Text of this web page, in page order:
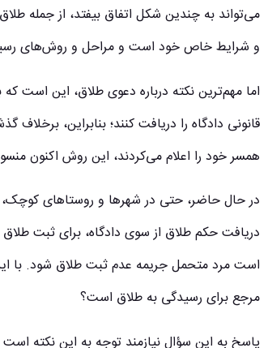
می‌تواند به چندین شکل اتفاق بیفتد، از جمله
و شرایط خاص خود است و مراحل و روش‌های
اما مهم‌ترین نکته درباره دعوی طلاق، این است
قانونی دادگاه را دریافت کنند؛ بنابراین،
همسر خود را اعلام می‌کردند، این روش اکنون
در حال حاضر، حتی در شهرها و روستاهای کوچک،
دریافت حکم طلاق از سوی دادگاه، برای ثبت
است مرد متحمل جریمه عدم ثبت طلاق شود. با
مرجع برای رسیدگی به طلاق است؟
پاسخ به این سؤال نیازمند توجه به این نکته